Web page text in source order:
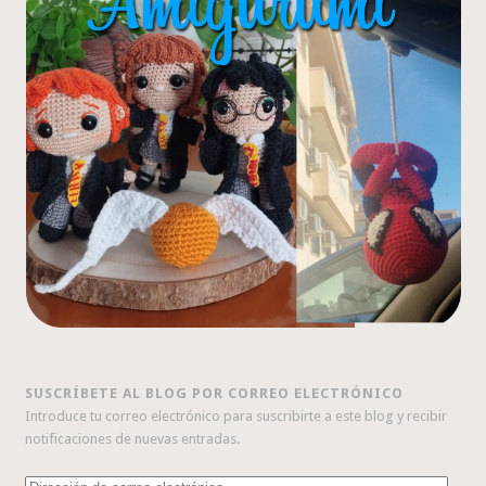
SUSCRÍBETE AL BLOG POR CORREO ELECTRÓNICO
Introduce tu correo electrónico para suscribirte a este blog y recibir
notificaciones de nuevas entradas.